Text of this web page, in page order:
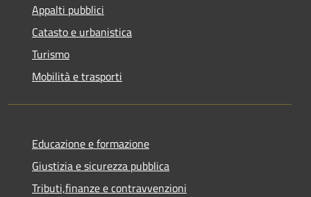
Appalti pubblici
Catasto e urbanistica
Turismo
Mobilità e trasporti
Educazione e formazione
Giustizia e sicurezza pubblica
Tributi,finanze e contravvenzioni